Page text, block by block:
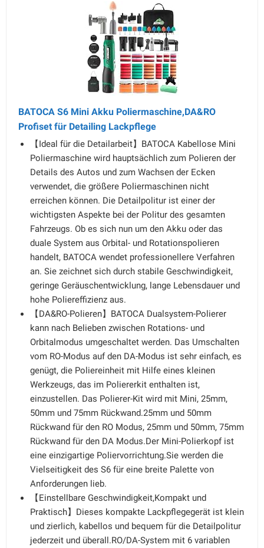
BATOCA S6 Mini Akku Poliermaschine,DA&RO
Profiset für Detailing Lackpflege
【Ideal für die Detailarbeit】BATOCA Kabellose Mini
Poliermaschine wird hauptsächlich zum Polieren der
Details des Autos und zum Wachsen der Ecken
verwendet, die größere Poliermaschinen nicht
erreichen können. Die Detailpolitur ist einer der
wichtigsten Aspekte bei der Politur des gesamten
Fahrzeugs. Ob es sich nun um den Akku oder das
duale System aus Orbital- und Rotationspolieren
handelt, BATOCA wendet professionellere Verfahren
an. Sie zeichnet sich durch stabile Geschwindigkeit,
geringe Geräuschentwicklung, lange Lebensdauer und
hohe Poliereffizienz aus.
【DA&RO-Polieren】BATOCA Dualsystem-Polierer
kann nach Belieben zwischen Rotations- und
Orbitalmodus umgeschaltet werden. Das Umschalten
vom RO-Modus auf den DA-Modus ist sehr einfach, es
genügt, die Poliereinheit mit Hilfe eines kleinen
Werkzeugs, das im Poliererkit enthalten ist,
einzustellen. Das Polierer-Kit wird mit Mini, 25mm,
50mm und 75mm Rückwand.25mm und 50mm
Rückwand für den RO Modus, 25mm und 50mm, 75mm
Rückwand für den DA Modus.Der Mini-Polierkopf ist
eine einzigartige Poliervorrichtung.Sie werden die
Vielseitigkeit des S6 für eine breite Palette von
Anforderungen lieb.
【Einstellbare Geschwindigkeit,Kompakt und
Praktisch】Dieses kompakte Lackpflegegerät ist klein
und zierlich, kabellos und bequem für die Detailpolitur
jederzeit und überall.RO/DA-System mit 6 variablen